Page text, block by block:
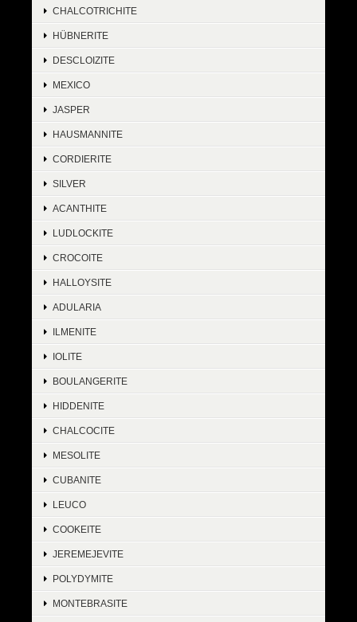
CHALCOTRICHITE
HÜBNERITE
DESCLOIZITE
MEXICO
JASPER
HAUSMANNITE
CORDIERITE
SILVER
ACANTHITE
LUDLOCKITE
CROCOITE
HALLOYSITE
ADULARIA
ILMENITE
IOLITE
BOULANGERITE
HIDDENITE
CHALCOCITE
MESOLITE
CUBANITE
LEUCO
COOKEITE
JEREMEJEVITE
POLYDYMITE
MONTEBRASITE